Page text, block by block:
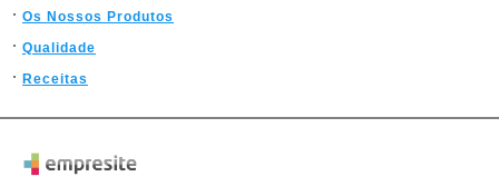
Os Nossos Produtos
Qualidade
Receitas